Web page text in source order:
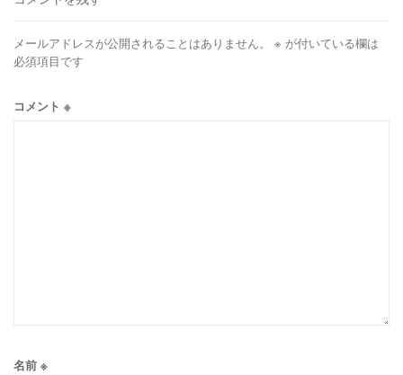
メールアドレスが公開されることはありません。 ※ が付いている欄は
必須項目です
コメント ※
名前 ※